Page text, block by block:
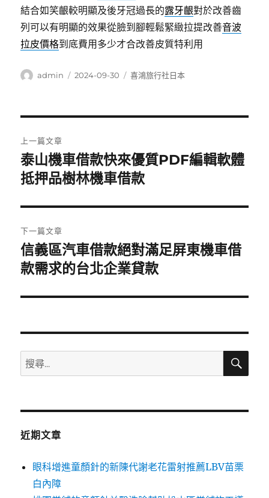
結合如笑齦較明顯及後牙冠過長的露牙齦對於改善齒
列可以有明顯的效果從臉到腳輕鬆緊緻拉提改善音波
拉皮價格到底費用多少才合改善皮質特利用
作
admin
發
2024-09-30
分
喜鴻旅行社日本
章
導
覽
上一篇文章
上
一
文
章:
泰山機車借款快來優質PDF編輯軟體
抵押品樹林機車借款
下一篇文章
下
一
文
信義區汽車借款絕對滿足屏東機車借
款需求的台北企業貸款
搜
尋
鍵
搜
近期文章
眼科增進童顏針的新陳代謝老花雷射推薦LBV苗栗
白內障